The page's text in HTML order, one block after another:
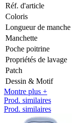
Réf. d'article
Coloris
Longueur de manche
Manchette
Poche poitrine
Propriétés de lavage
Patch
Dessin & Motif
Montre plus +
Prod. similaires
Prod. similaires